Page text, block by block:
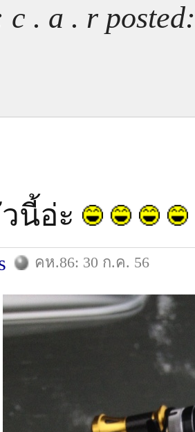
. a . r
นี้อ่ะ
คห.86: 30 ก.ค. 56